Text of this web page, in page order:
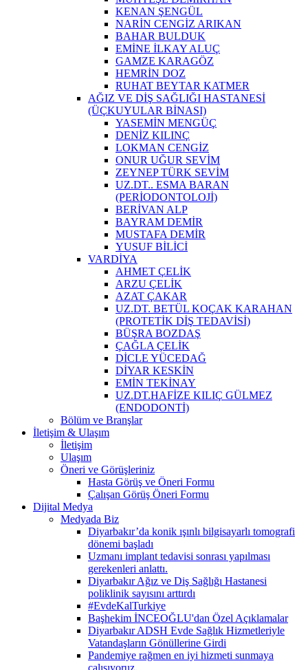
KENAN ŞENGÜL
NARİN CENGİZ ARIKAN
BAHAR BULDUK
EMİNE İLKAY ALUÇ
GAMZE KARAGÖZ
HEMRİN DOZ
RUHAT BEYTAR KATMER
AĞIZ VE DİŞ SAĞLIĞI HASTANESİ
(ÜÇKUYULAR BİNASI)
YASEMİN MENGÜÇ
DENİZ KILINÇ
LOKMAN CENGİZ
ONUR UĞUR SEVİM
ZEYNEP TÜRK SEVİM
UZ.DT.. ESMA BARAN
(PERİODONTOLOJİ)
BERİVAN ALP
BAYRAM DEMİR
MUSTAFA DEMİR
YUSUF BİLİCİ
VARDİYA
AHMET ÇELİK
ARZU ÇELİK
AZAT ÇAKAR
UZ.DT. BETÜL KOÇAK KARAHAN
(PROTETİK DİŞ TEDAVİSİ)
BÜŞRA BOZDAŞ
ÇAĞLA ÇELİK
DİCLE YÜCEDAĞ
DİYAR KESKİN
EMİN TEKİNAY
UZ.DT.HAFİZE KILIÇ GÜLMEZ
(ENDODONTİ)
Bölüm ve Branşlar
İletişim & Ulaşım
İletişim
Ulaşım
Öneri ve Görüşleriniz
Hasta Görüş ve Öneri Formu
Çalışan Görüş Öneri Formu
Dijital Medya
Medyada Biz
Diyarbakır’da konik ışınlı bilgisayarlı tomografi
dönemi başladı
Uzmanı implant tedavisi sonrası yapılması
gerekenleri anlattı.
Diyarbakır Ağız ve Diş Sağlığı Hastanesi
poliklinik sayısını arttırdı
#EvdeKalTurkiye
Başhekim İNCEOĞLU'dan Özel Açıklamalar
Diyarbakır ADSH Evde Sağlık Hizmetleriyle
Vatandaşların Gönüllerine Girdi
Pandemiye rağmen en iyi hizmeti sunmaya
çalışıyoruz.